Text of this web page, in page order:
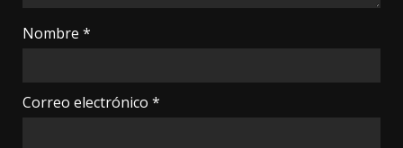
Nombre *
Correo electrónico *